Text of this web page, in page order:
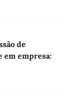
de
em empresa: